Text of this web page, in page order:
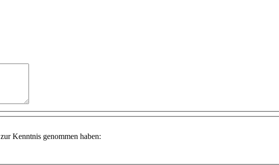
zur Kenntnis genommen haben: